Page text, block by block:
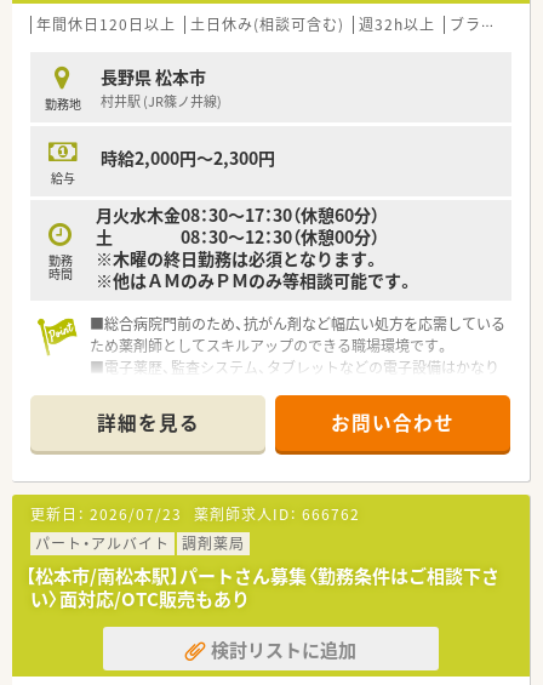
年間休日120日以上 土日休み(相談可含む) 週32h以上 ブランク可
勤務地
長野県 松本市
村井駅 (JR篠ノ井線)
給与
時給2,000円～2,300円
勤務
時間
月火水木金08：30〜17：30（休憩60分）
土 08：30〜12：30（休憩00分）
※木曜の終日勤務は必須となります。
※他はＡＭのみＰＭのみ等相談可能です。
■総合病院門前のため、抗がん剤など幅広い処方を応需している
ため薬剤師としてスキルアップのできる職場環境です。
■電子薬歴、監査システム、タブレットなどの電子設備はかなり
てご勤務いただけます。
■伊那市に姉妹店1店舗あり安定経営です。店舗異動などは一切
ありません。
詳細を見る お問い合わせ
更新日： 2026/07/23 薬剤師求人ID： 666762
パート・アルバイト
調剤薬局
【松本市/南松本駅】パートさん募集〈勤務条件はご相談下さ
い〉面対応/OTC販売もあり
検討リストに追加